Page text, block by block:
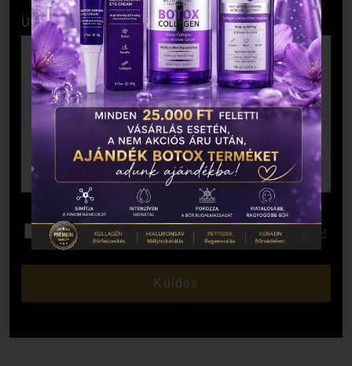
Üzenet
Elolvastam és elfogadom az Adatkezelési Tájékoztatót